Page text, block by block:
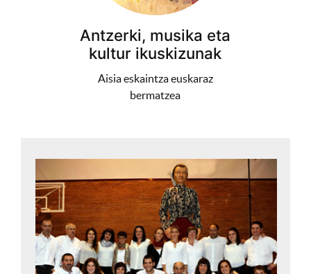
Antzerki, musika eta
kultur ikuskizunak
Aisia eskaintza euskaraz
bermatzea